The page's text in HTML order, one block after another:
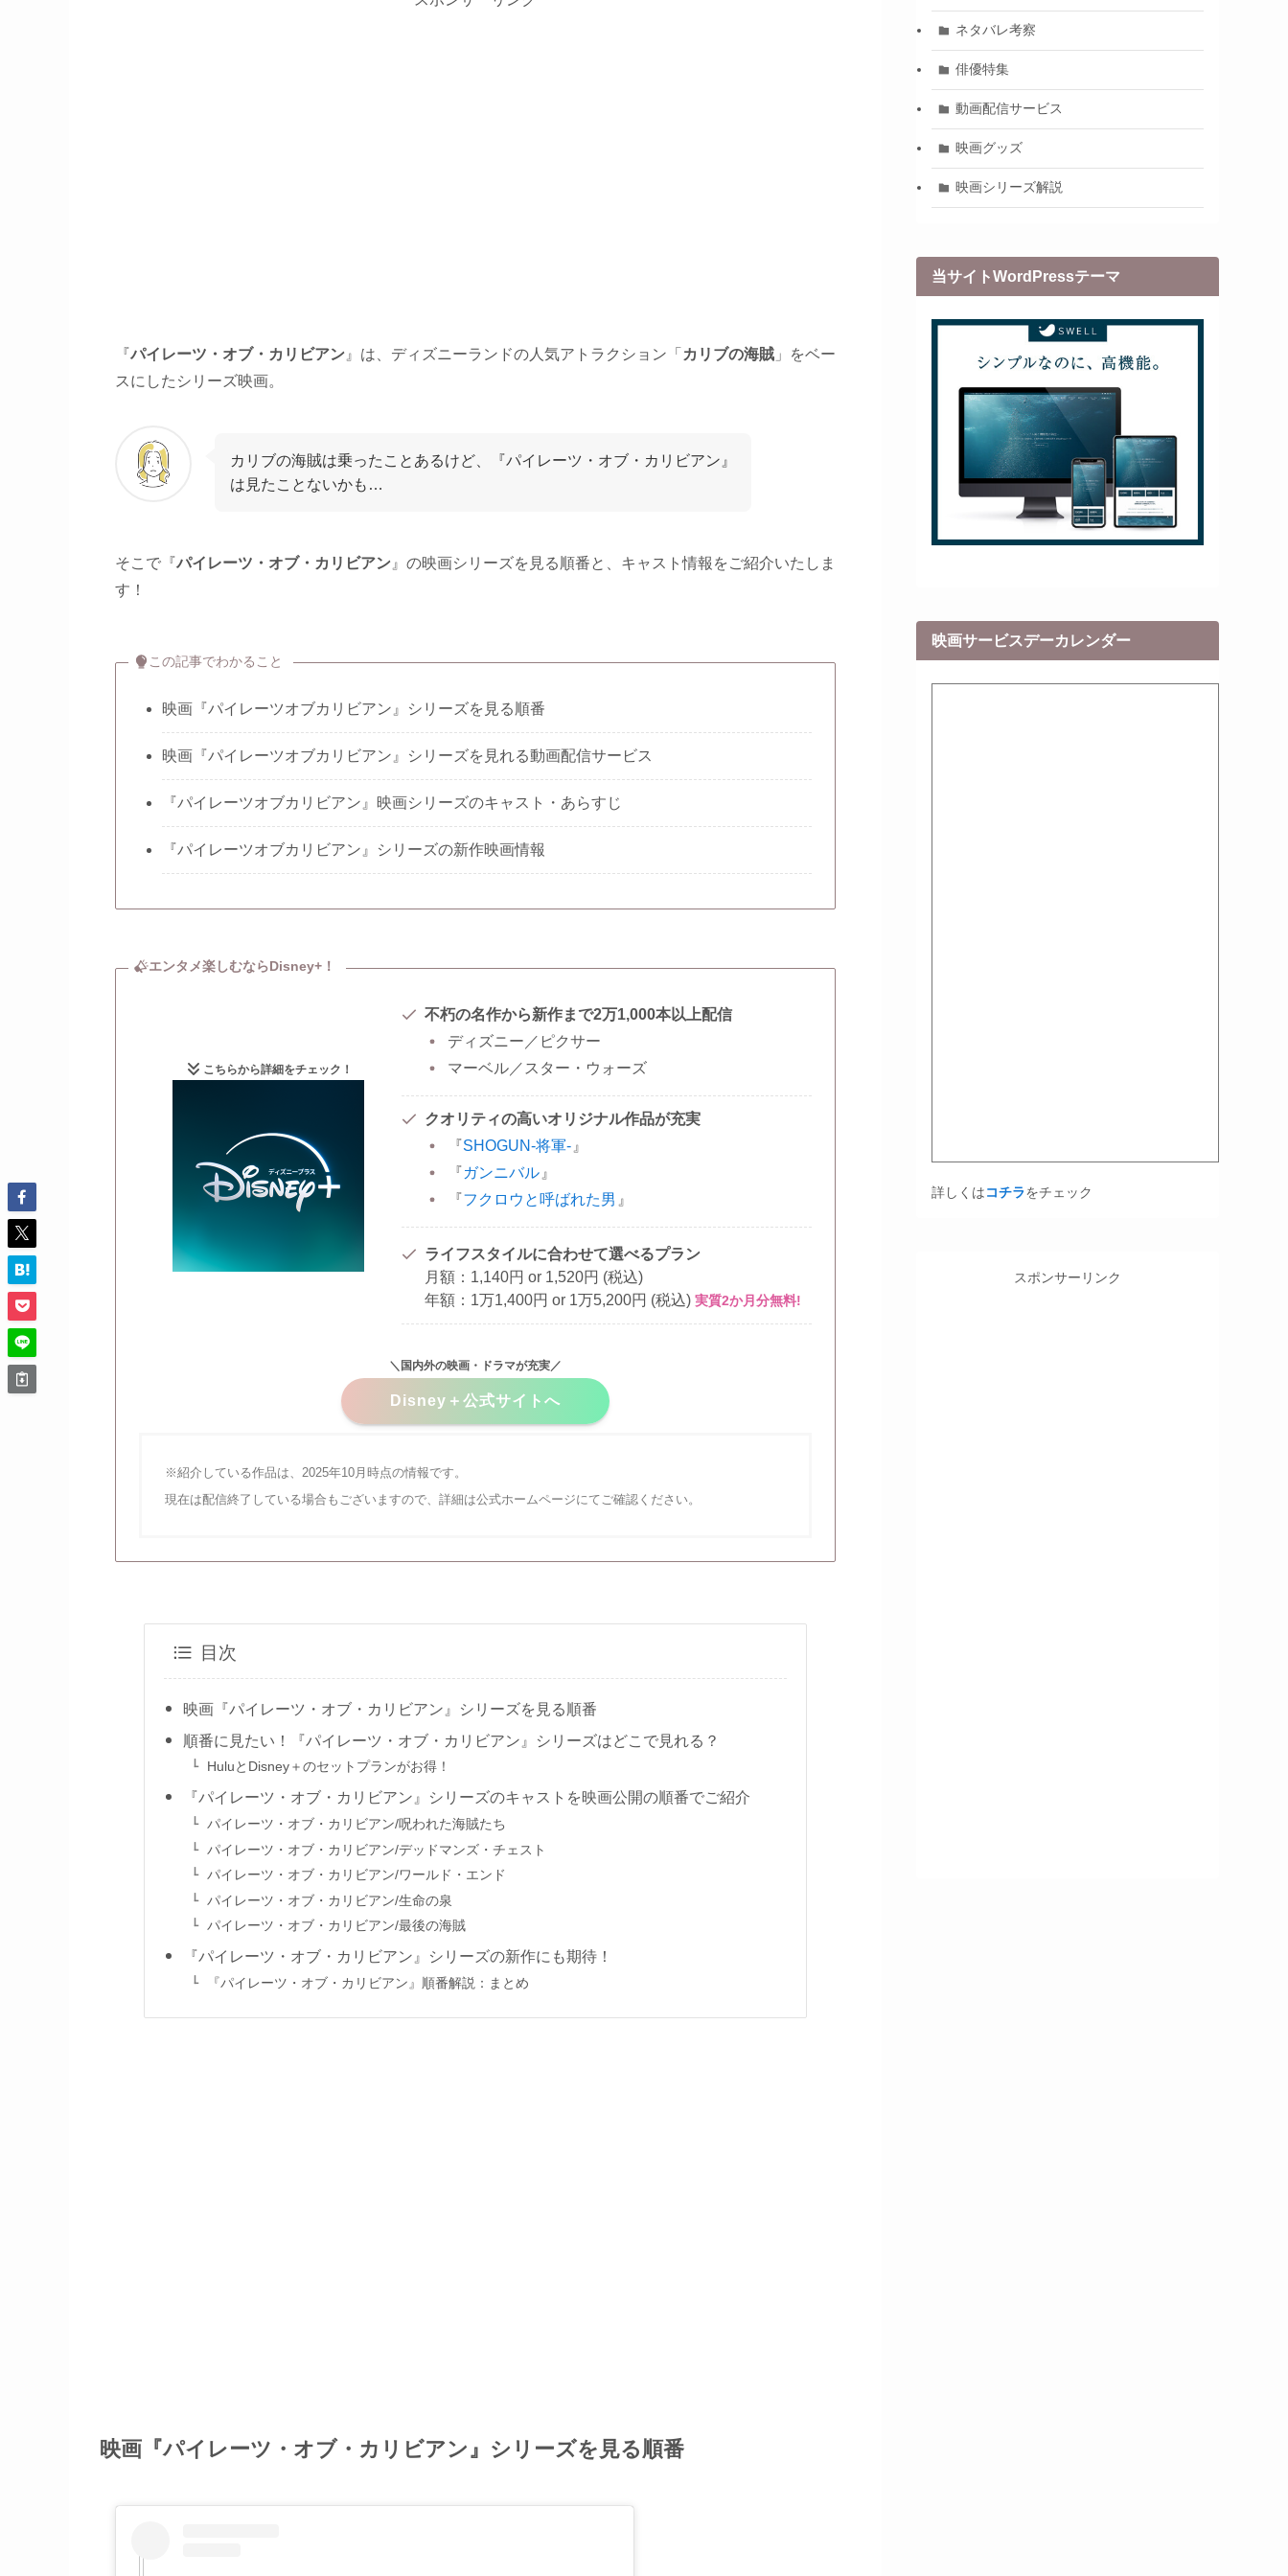
『パイレーツ・オブ・カリビアン 』は、 ディズニーランドの人気アトラクション「 カリブの海賊 」をベー
スにしたシリーズ映画。
カリブの海賊は乗ったことあるけど、『パイレーツ・オブ・カリビアン』
は見たことないかも…
そこで 『パイレーツ・オブ・カリビアン 』の映画シリーズを見る順番と、キャスト情報をご紹介いたしま
す！
この記事でわかること
映画『パイレーツオブカリビアン』シリーズを見る順番
映画『パイレーツオブカリビアン』シリーズを見れる動画配信サービス
『パイレーツオブカリビアン』映画シリーズのキャスト・あらすじ
『パイレーツオブカリビアン』シリーズの新作映画情報
エンタメ楽しむならDisney+！
こちらから詳細をチェック！
不朽の名作から新作まで2万1,000本以上配信
ディズニー／ピクサー
マーベル／スター・ウォーズ
クオリティの高いオリジナル作品が充実
『SHOGUN-将軍- 』
『ガンニバル 』
『フクロウと呼ばれた男 』
ライフスタイルに合わせて選べるプラン
月額：1,140円 or 1,520円 (税込)
年額：1万1,400円 or 1万5,200円 (税込) 実質2か月分無料!
＼国内外の映画・ドラマが充実／
Disney＋公式サイトへ
※紹介している作品は、2025年10月時点の情報です。
現在は配信終了している場合もございますので、詳細は公式ホームページにてご確認ください。
目次
映画『パイレーツ・オブ・カリビアン』シリーズを見る順番
順番に見たい！『パイレーツ・オブ・カリビアン』シリーズはどこで見れる？
HuluとDisney＋のセットプランがお得！
『パイレーツ・オブ・カリビアン』シリーズのキャストを映画公開の順番でご紹介
パイレーツ・オブ・カリビアン/呪われた海賊たち
パイレーツ・オブ・カリビアン/デッドマンズ・チェスト
パイレーツ・オブ・カリビアン/ワールド・エンド
パイレーツ・オブ・カリビアン/生命の泉
パイレーツ・オブ・カリビアン/最後の海賊
『パイレーツ・オブ・カリビアン』シリーズの新作にも期待！
『パイレーツ・オブ・カリビアン』順番解説：まとめ
映画『パイレーツ・オブ・カリビアン』シリーズを見る順番
ネタバレ考察
俳優特集
動画配信サービス
映画グッズ
映画シリーズ解説
当サイトWordPressテーマ
映画サービスデーカレンダー
詳しくはコチラをチェック
スポンサーリンク